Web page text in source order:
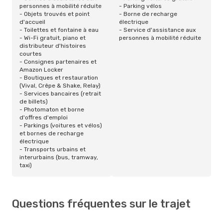
personnes à mobilité réduite
- Objets trouvés et point
d'accueil
- Toilettes et fontaine à eau
- Wi-Fi gratuit, piano et
distributeur d'histoires
courtes
- Consignes partenaires et
Amazon Locker
- Boutiques et restauration
(Vival, Crêpe & Shake, Relay)
- Services bancaires (retrait
de billets)
- Photomaton et borne
d'offres d'emploi
- Parkings (voitures et vélos)
et bornes de recharge
électrique
- Transports urbains et
interurbains (bus, tramway,
taxi)
- Parking vélos
- Borne de recharge
électrique
- Service d'assistance aux
personnes à mobilité réduite
Questions fréquentes sur le trajet